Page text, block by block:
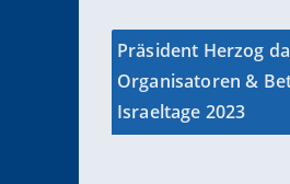
Präsident Herzog
Organisatoren &
Israeltage 2023